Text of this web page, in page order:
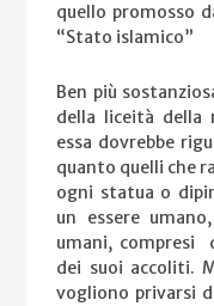
quello promosso
“Stato islamico”
Ben più
della liceità della
essa dovrebbe
quanto quelli che
ogni statua o
un essere
umani, compresi
dei suoi accoliti.
vogliono privarsi